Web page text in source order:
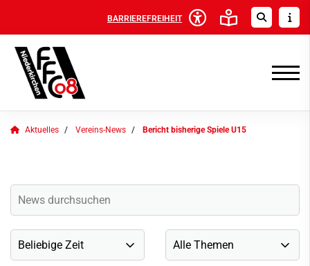
BARRIEREFREIHEIT
Aktuelles Vereins-News Bericht bisherige Spiele U15